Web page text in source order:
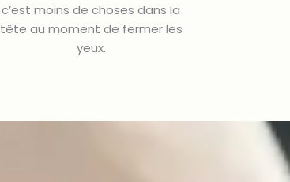
c’est moins de choses dans la
tête au moment de fermer les
yeux.